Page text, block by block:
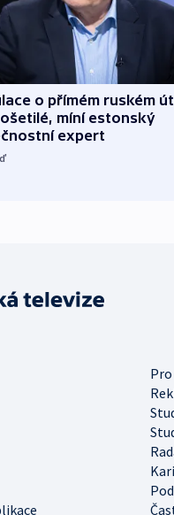
o přímém ruském
míní estonský
expert